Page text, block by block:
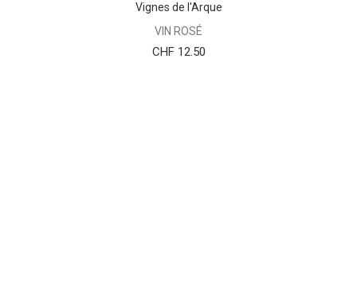
Vignes de l'Arque
VIN ROSÉ
CHF12.50